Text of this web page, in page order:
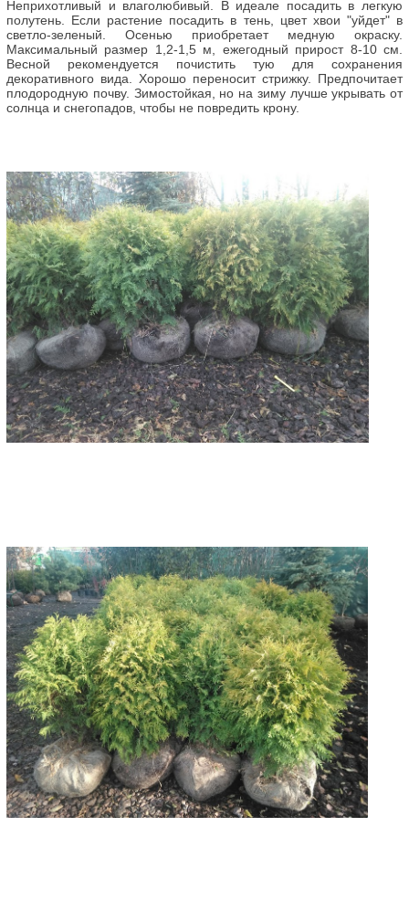
Неприхотливый и влаголюбивый. В идеале посадить в легкую
полутень. Если растение посадить в тень, цвет хвои "уйдет" в
светло-зеленый. Осенью приобретает медную окраску.
Максимальный размер 1,2-1,5 м, ежегодный прирост 8-10 см.
Весной рекомендуется почистить тую для сохранения
декоративного вида. Хорошо переносит стрижку. Предпочитает
плодородную почву. Зимостойкая, но на зиму лучше укрывать от
солнца и снегопадов, чтобы не повредить крону.